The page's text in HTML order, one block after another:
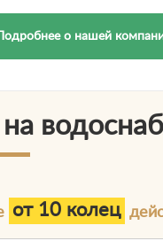
о нашей
от 10 колец